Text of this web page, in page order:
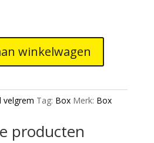
winkelwagen
velgrem Tag: Box Merk: Box
producten